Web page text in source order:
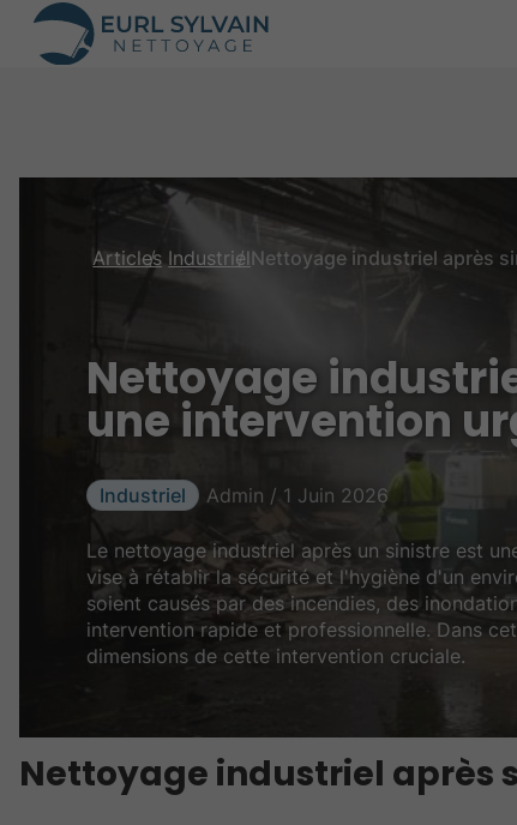
Articles Industriel
Nettoyage
une intervention
Industriel Admin / 1 Juin 2026
Le nettoyage industriel après un sinistre est
vise à rétablir la sécurité et l'hygiène d'un
soient causés par des incendies, des
intervention rapide et professionnelle. Dans
dimensions de cette intervention cruciale.
Nettoyage industriel après